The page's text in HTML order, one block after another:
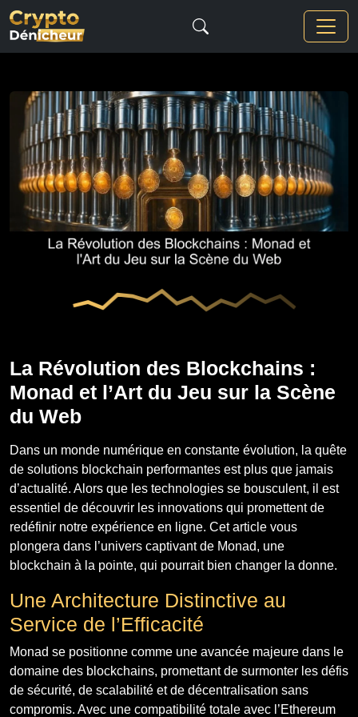
La Révolution des Blockchains :
Monad et l’Art du Jeu sur la Scène
du Web
Dans un monde numérique en constante évolution, la quête
de solutions blockchain performantes est plus que jamais
d’actualité. Alors que les technologies se bousculent, il est
essentiel de découvrir les innovations qui promettent de
redéfinir notre expérience en ligne. Cet article vous
plongera dans l’univers captivant de Monad, une
blockchain à la pointe, qui pourrait bien changer la donne.
Une Architecture Distinctive au
Service de l’Efficacité
Monad se positionne comme une avancée majeure dans le
domaine des blockchains, promettant de surmonter les défis
de sécurité, de scalabilité et de décentralisation sans
compromis. Avec une compatibilité totale avec l’Ethereum